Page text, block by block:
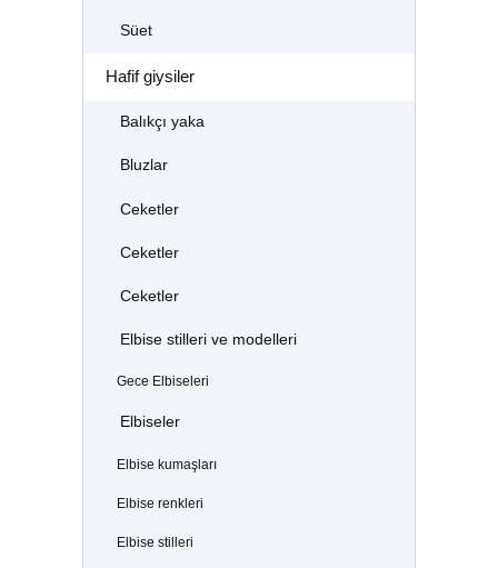
Süet
Hafif giysiler
Balıkçı yaka
Bluzlar
Ceketler
Ceketler
Ceketler
Elbise stilleri ve modelleri
Gece Elbiseleri
Elbiseler
Elbise kumaşları
Elbise renkleri
Elbise stilleri